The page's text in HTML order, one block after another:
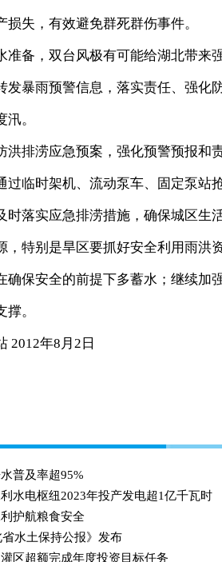
失，有效避免群死群伤事件。
备，双台风极有可能给湖北带来
发暴雨预警信息，落实责任、强化
。
排涝应急预案，强化预警预报和
过临时架机、流动泵车、固定泵站
时落实应急排涝措施，确保城区生
特别是旱区要抓好安全利用雨洪
确保安全的前提下多蓄水；继续加
。
年8月2日
普及率超95%
水电枢纽2023年投产发电超1亿千瓦时
护航粮食安全
省水土保持公报》发布
区超额完成年度投资目标任务